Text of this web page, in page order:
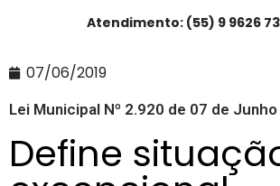
Atendimento: (55) 9 9626
07/06/2019
Lei Municipal Nº 2.920 de 07 de
Define